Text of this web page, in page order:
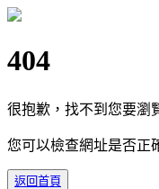
404
很抱歉，找不到您要瀏
您可以檢查網址是否正
返回首頁